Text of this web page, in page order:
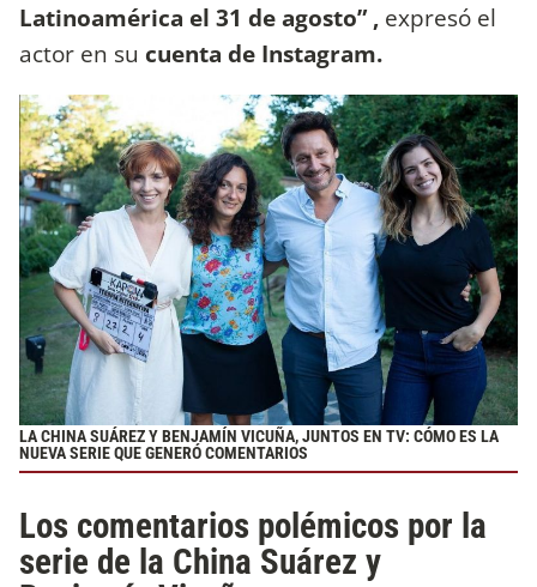
Latinoamérica el 31 de agosto” , expresó el
actor en su cuenta de Instagram.
LA CHINA SUÁREZ Y BENJAMÍN VICUÑA, JUNTOS EN TV: CÓMO ES LA
NUEVA SERIE QUE GENERÓ COMENTARIOS
Los comentarios polémicos por la
serie de la China Suárez y